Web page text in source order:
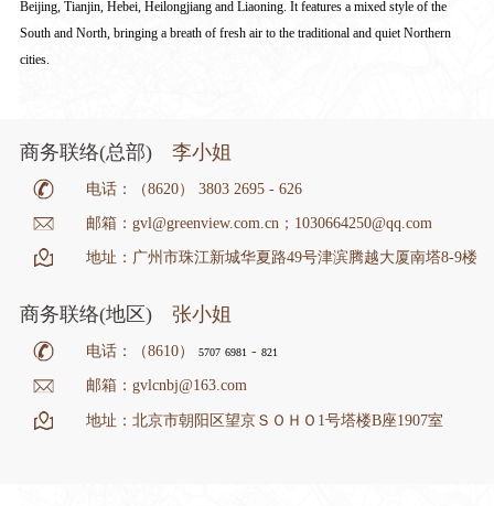
Beijing, Tianjin, Hebei, Heilongjiang and Liaoning. It features a mixed style of the
South and North, bringing a breath of fresh air to the traditional and quiet Northern
cities.
商务联络(总部) 李小姐
电话：（8620） 3803 2695 - 626
邮箱：gvl@greenview.com.cn；1030664250@qq.com
地址：广州市珠江新城华夏路49号津滨腾越大厦南塔8-9楼
商务联络(地区) 张小姐
电话：（8610） 5707 6981 - 821
邮箱：gvlcnbj@163.com
地址：北京市朝阳区望京ＳＯＨＯ1号塔楼B座1907室